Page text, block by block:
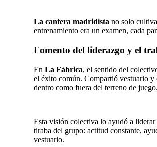
La cantera madridista no solo
entrenamiento era un examen, cada
Fomento del liderazgo y el
En La Fábrica, el sentido del
el éxito común. Compartió vestuario y
dentro como fuera del terreno de juego.
Esta visión colectiva lo ayudó a
tiraba del grupo: actitud constante,
vestuario.